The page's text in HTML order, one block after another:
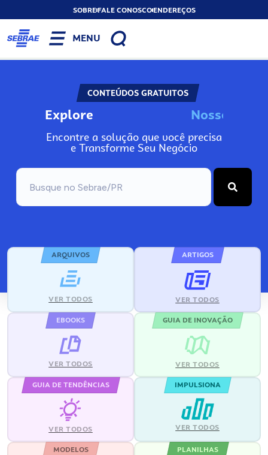
SOBREFALE CONOSCOENDEREÇOS
MENU
CONTEÚDOS GRATUITOS
Explore Nos
N
Encontre a solução que você precisa
e Transforme Seu Negócio
ARQUIVOS
VER TODOS
ARTIGOS
VER TODOS
EBOOKS
VER TODOS
GUIA DE INOVAÇÃO
VER TODOS
GUIA DE TENDÊNCIAS
VER TODOS
IMPULSIONA
VER TODOS
MODELOS PLANILHAS